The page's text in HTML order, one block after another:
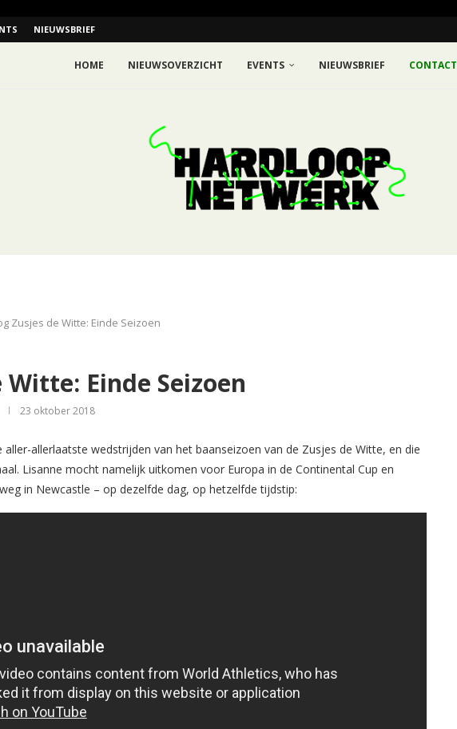
NIEUWSBRIEF
HOME NIEUWSOVERZICHT EVENTS NIEUWSBRIEF CONTACT
Zusjes de Witte: Einde Seizoen
Einde Seizoen
23 oktober 2018
aller-allerlaatste wedstrijden van het baanseizoen van de Zusjes de Witte, en die
Lisanne mocht namelijk uitkomen voor Europa in de Continental Cup en
in Newcastle – op dezelfde dag, op hetzelfde tijdstip: